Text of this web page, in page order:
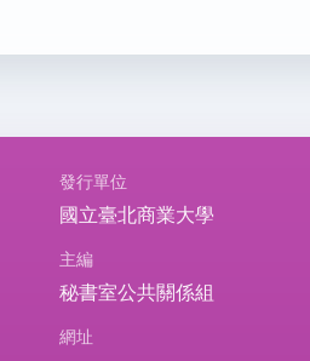
發行單位
國立臺北商業大學
主編
秘書室公共關係組
網址